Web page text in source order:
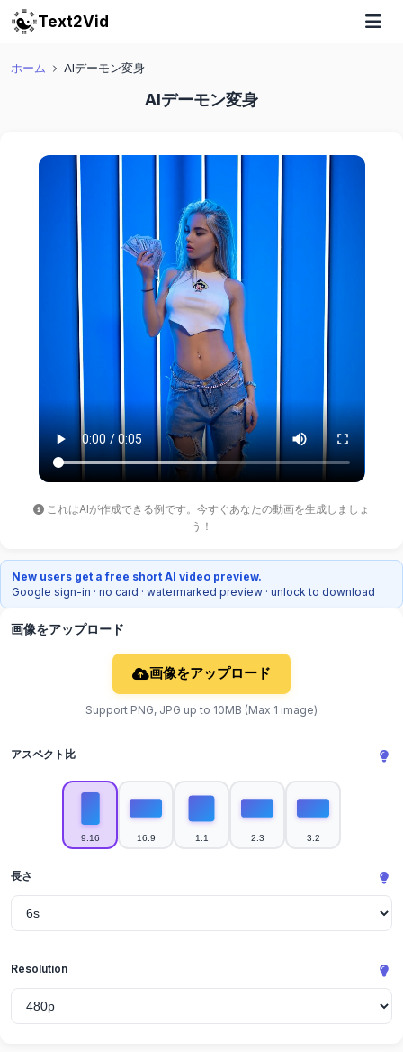
Text2Vid
ホーム AIデーモン変身
AIデーモン変身
これはAIが作成できる例です。今すぐあなたの動画を生成しましょ
う！
New users get a free short AI video preview.
Google sign-in · no card · watermarked preview · unlock to download
画像をアップロード
画像をアップロード
Support PNG, JPG up to 10MB (Max 1 image)
アスペクト比
9:16 16:9 1:1 2:3 3:2
長さ
Resolution